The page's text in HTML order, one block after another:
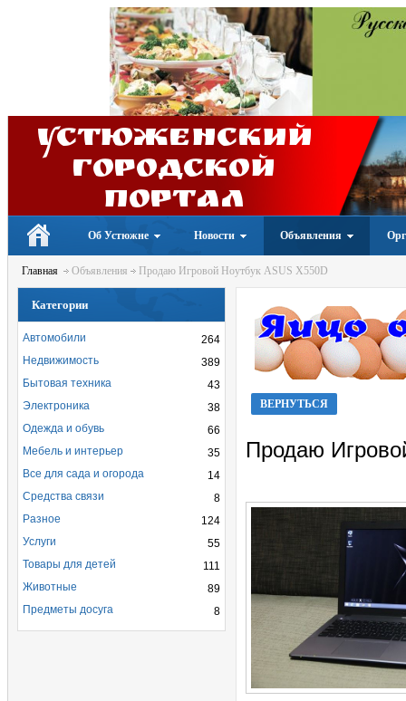
Устюженский
Городской
портал
Об Устюжне Новости Объявления
Главная Объявления Продаю Игровой Ноутбук ASUS X550D
ВЕРНУТЬСЯ
Продаю
Категории
264
Автомобили
389
Недвижимость
43
Бытовая техника
38
Электроника
66
Одежда и обувь
35
Мебель и интерьер
14
Все для сада и огорода
8
Средства связи
124
Разное
55
Услуги
111
Товары для детей
89
Животные
8
Предметы досуга